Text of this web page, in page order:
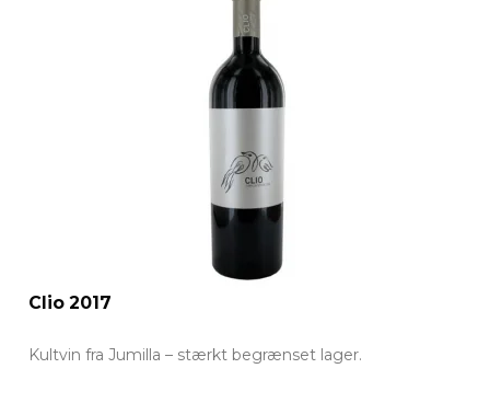
Clio 2017
Kultvin fra Jumilla – stærkt begrænset lager.